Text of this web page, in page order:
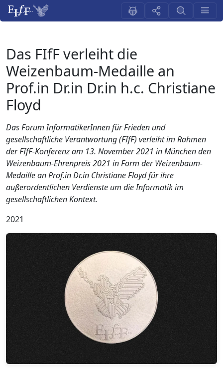
Das FIfF verleiht die
Weizenbaum-Medaille an
Prof.in Dr.in Dr.in h.c. Christiane
Floyd
Das Forum InformatikerInnen für Frieden und
gesellschaftliche Verantwortung (FIfF) verleiht im Rahmen
der FIfF-Konferenz am 13. November 2021 in München den
Weizenbaum-Ehrenpreis 2021 in Form der Weizenbaum-
Medaille an Prof.in Dr.in Christiane Floyd für ihre
außerordentlichen Verdienste um die Informatik im
gesellschaftlichen Kontext.
2021